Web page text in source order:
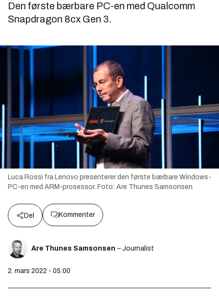
Den første bærbare PC-en med Qualcomm
Snapdragon 8cx Gen 3.
Luca Rossi fra Lenovo presenterer den første bærbare Windows-
PC-en med ARM-prosessor. Foto: Are Thunes Samsonsen
Del Kommenter
Are Thunes Samsonsen – Journalist
2. mars 2022 - 05:00